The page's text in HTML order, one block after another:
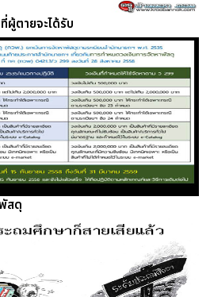
ผู้ตายจะได้รับ
สดุ